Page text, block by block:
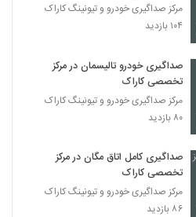
مرکز صداگیری خودرو و تیونینگ کاراک
۱۰۴ بازدید
صداگیری خودرو تالیسمان در مرکز
تخصصی کاراک
مرکز صداگیری خودرو و تیونینگ کاراک
۸۰ بازدید
صداگیری کامل اتاق مگان در مرکز
تخصصی کاراک
مرکز صداگیری خودرو و تیونینگ کاراک
۸۶ بازدید